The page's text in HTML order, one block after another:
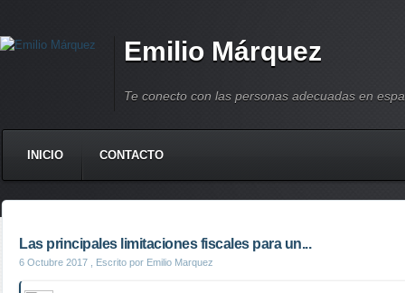
Emilio Márquez
Te conecto con las personas adecuadas en
INICIO CONTACTO
Las principales limitaciones fiscales para un...
6 Octubre 2017 , Escrito por Emilio Marquez